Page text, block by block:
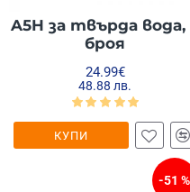
A5H за твърда вода,
броя
24.99€
48.88 лв.
КУПИ
-51 %